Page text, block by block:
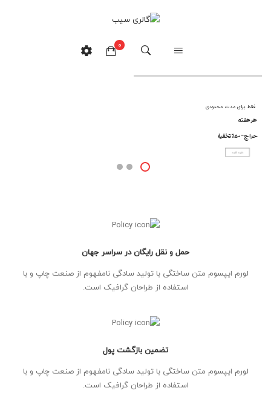
0
فقط برای مدت محدودی
هر هفته
حراج - ۵۰% تخفیف
خرید کنید
حمل و نقل رایگان در سراسر جهان
لورم ایپسوم متن ساختگی با تولید سادگی نامفهوم از صنعت چاپ و با
استفاده از طراحان گرافیک است.
تضمین بازگشت پول
لورم ایپسوم متن ساختگی با تولید سادگی نامفهوم از صنعت چاپ و با
استفاده از طراحان گرافیک است.